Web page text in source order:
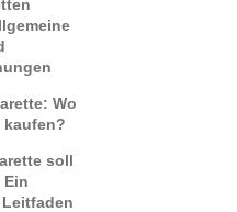
Wo
kaufen?
soll
Ein